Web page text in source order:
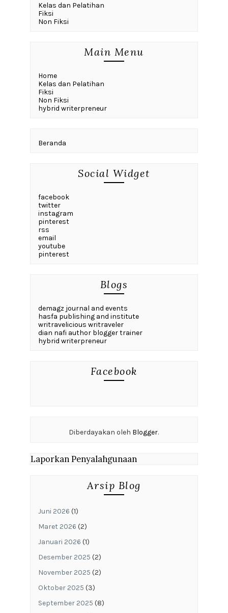
Kelas dan Pelatihan
Fiksi
Non Fiksi
Main Menu
Home
Kelas dan Pelatihan
Fiksi
Non Fiksi
hybrid writerpreneur
Beranda
Social Widget
facebook
twitter
instagram
pinterest
rss
email
youtube
pinterest
Blogs
demagz journal and events
hasfa publishing and institute
writravelicious writraveler
dian nafi author blogger trainer
hybrid writerpreneur
Facebook
Diberdayakan oleh Blogger.
Laporkan Penyalahgunaan
Arsip Blog
Juni 2026 (1)
Maret 2026 (2)
Januari 2026 (1)
Desember 2025 (2)
November 2025 (2)
Oktober 2025 (3)
September 2025 (8)